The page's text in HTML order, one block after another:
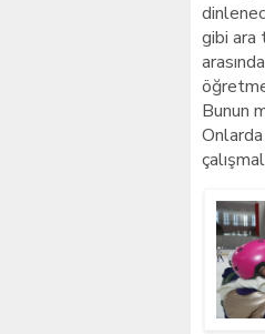
gibi ara
Bunun